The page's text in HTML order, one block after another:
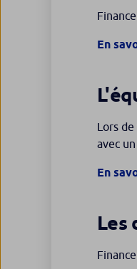
En
Lors
avec
En
Les